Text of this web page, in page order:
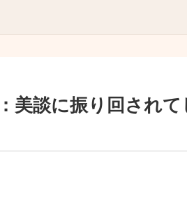
美談に振り回され